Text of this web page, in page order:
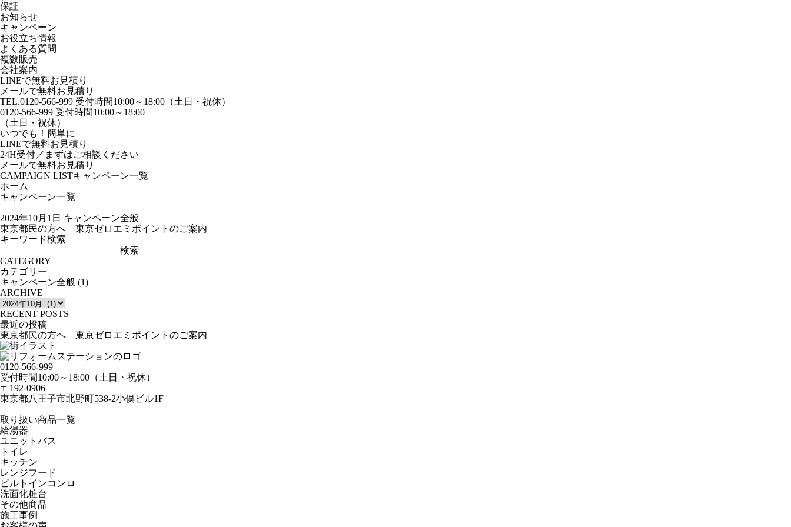
保証
お知らせ
キャンペーン
お役立ち情報
よくある質問
複数販売
会社案内
LINEで無料お見積り
メールで無料お見積り
TEL.0120-566-999 受付時間10:00～18:00（土日・祝休）
0120-566-999 受付時間10:00～18:00
（土日・祝休）
いつでも！簡単に
LINEで無料お見積り
24H受付／ まずはご相談ください
メールで無料お見積り
CAMPAIGN LISTキャンペーン一覧
ホーム
キャンペーン一覧
2024年10月1日 キャンペーン全般
東京都民の方へ 東京ゼロエミポイントのご案内
キーワード検索
索:
CATEGORY
カテゴリー
キャンペーン全般 (1)
ARCHIVE
RECENT POSTS
最近の投稿
東京都民の方へ 東京ゼロエミポイントのご案内
0120-566-999
受付時間10:00～18:00（土日・祝休）
〒192-0906
東京都八王子市北野町538-2小俣ビル1F
取り扱い商品一覧
給湯器
ユニットバス
トイレ
キッチン
レンジフード
ビルトインコンロ
洗面化粧台
その他商品
施工事例